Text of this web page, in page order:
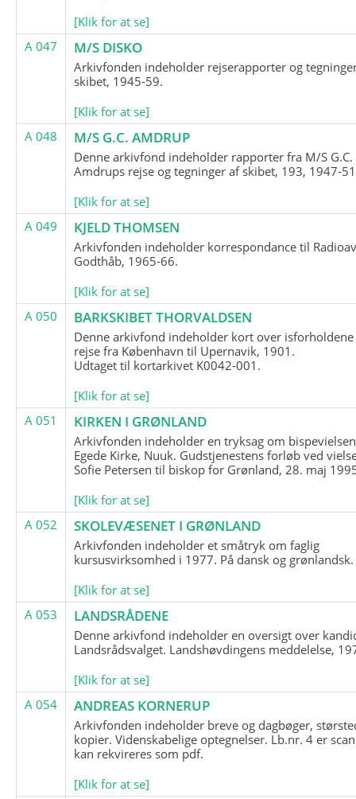
[Klik for at se]
A 047
M/S DISKO
Arkivfonden indeholder rejserapporter og
skibet, 1945-59.
[Klik for at se]
A 048
M/S G.C. AMDRUP
Denne arkivfond indeholder rapporter fra M/S G.C.
Amdrups rejse og tegninger af skibet, 193, 1947-
[Klik for at se]
A 049
KJELD THOMSEN
Arkivfonden indeholder korrespondance til
Godthåb, 1965-66.
[Klik for at se]
A 050
BARKSKIBET THORVALDSEN
Denne arkivfond indeholder kort over
rejse fra København til Upernavik, 1901.
Udtaget til kortarkivet K0042-001.
[Klik for at se]
A 051
KIRKEN I GRØNLAND
Arkivfonden indeholder en tryksag om
Egede Kirke, Nuuk. Gudstjenestens forløb ved
Sofie Petersen til biskop for Grønland, 28. maj
[Klik for at se]
A 052
SKOLEVÆSENET I GRØNLAND
Arkivfonden indeholder et småtryk om faglig
kursusvirksomhed i 1977. På dansk og grønlandsk.
[Klik for at se]
A 053
LANDSRÅDENE
Denne arkivfond indeholder en oversigt over
Landsrådsvalget. Landshøvdingens meddelelse,
[Klik for at se]
A 054
ANDREAS KORNERUP
Arkivfonden indeholder breve og dagbøger,
kopier. Videnskabelige optegnelser. Lb.nr. 4 er
kan rekvireres som pdf.
[Klik for at se]